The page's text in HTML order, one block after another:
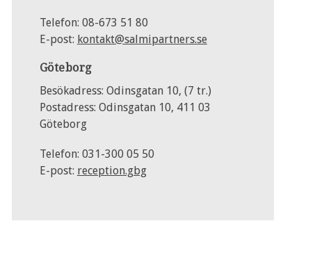
Telefon: 08-673 51 80
E-post: kontakt@salmipartners.se
Göteborg
Besökadress: Odinsgatan 10, (7 tr.)
Postadress: Odinsgatan 10, 411 03
Göteborg
Telefon: 031-300 05 50
E-post: reception.gbg